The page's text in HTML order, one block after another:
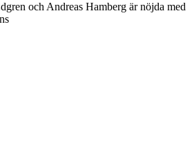
och Andreas Hamberg är nöjda med